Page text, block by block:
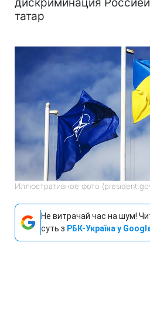
татар
Иллюстративное фото
Не витрачай час на шум!
суть з РБК-Україна у